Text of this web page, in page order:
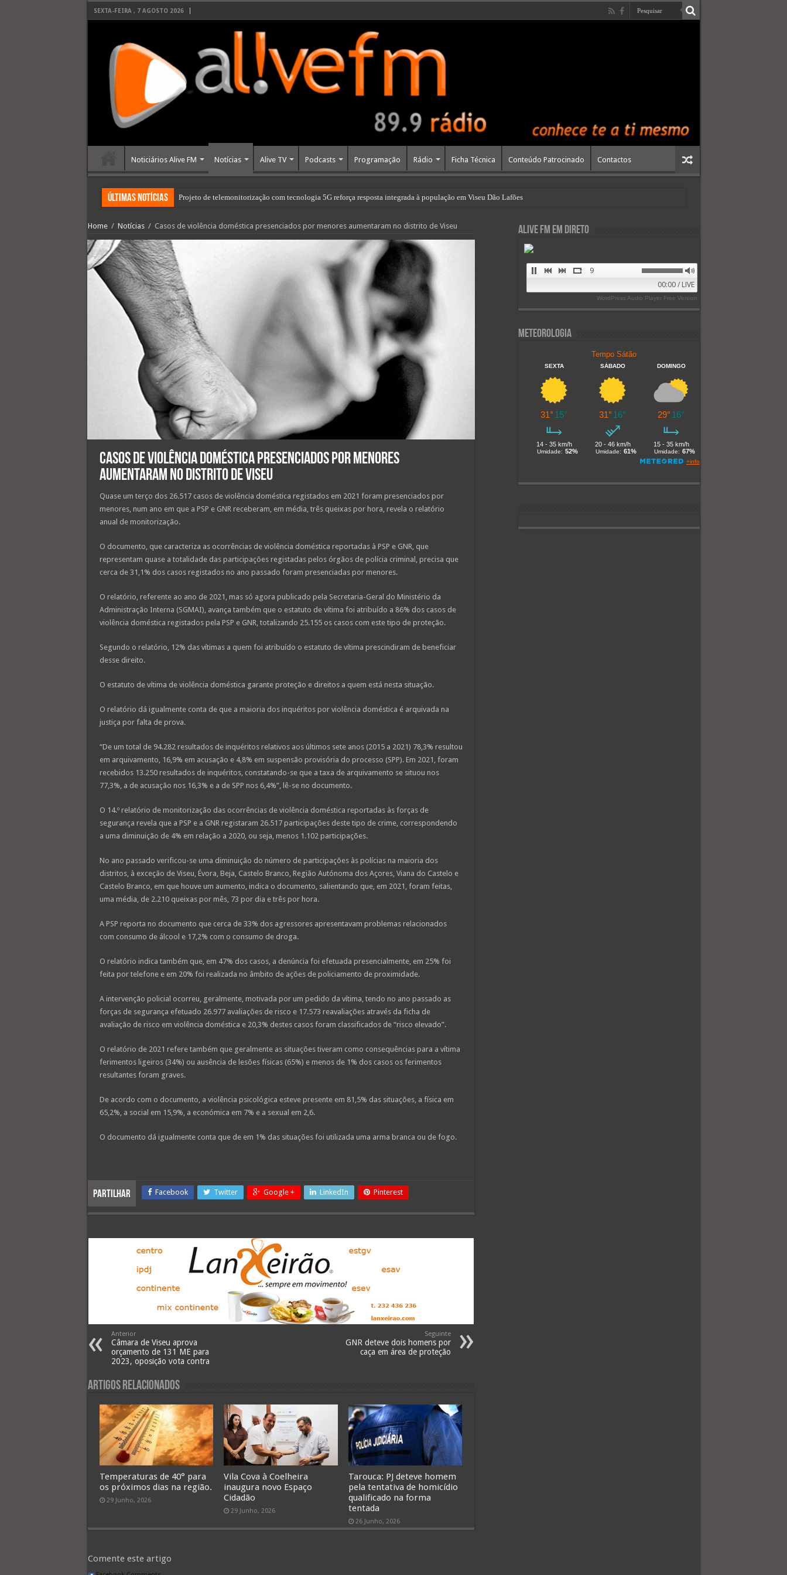
SEXTA-FEIRA , 7 AGOSTO 2026
Noticiários Alive FM Notícias Alive TV Podcasts Programação Rádio Ficha Técnica Conteúdo Patrocinado Contactos
últimas Notícias Projeto de telemonitorização com tecnologia 5G reforça resposta integrada à população em Viseu Dão Lafões
Crónica No Entretempo com Eugénia Duarte | 25 de Junho 2026
Home / Notícias / Casos de violência doméstica presenciados por menores aumentaram no distrito de Viseu
Casos de violência doméstica presenciados por menores
aumentaram no distrito de Viseu
Quase um terço dos 26.517 casos de violência doméstica registados em 2021 foram presenciados por
menores, num ano em que a PSP e GNR receberam, em média, três queixas por hora, revela o relatório
anual de monitorização.
O documento, que caracteriza as ocorrências de violência doméstica reportadas à PSP e GNR, que
representam quase a totalidade das participações registadas pelos órgãos de polícia criminal, precisa que
cerca de 31,1% dos casos registados no ano passado foram presenciadas por menores.
O relatório, referente ao ano de 2021, mas só agora publicado pela Secretaria-Geral do Ministério da
Administração Interna (SGMAI), avança também que o estatuto de vítima foi atribuído a 86% dos casos de
violência doméstica registados pela PSP e GNR, totalizando 25.155 os casos com este tipo de proteção.
Segundo o relatório, 12% das vítimas a quem foi atribuído o estatuto de vítima prescindiram de beneficiar
desse direito.
O estatuto de vítima de violência doméstica garante proteção e direitos a quem está nesta situação.
O relatório dá igualmente conta de que a maioria dos inquéritos por violência doméstica é arquivada na
justiça por falta de prova.
“De um total de 94.282 resultados de inquéritos relativos aos últimos sete anos (2015 a 2021) 78,3% resultou
em arquivamento, 16,9% em acusação e 4,8% em suspensão provisória do processo (SPP). Em 2021, foram
recebidos 13.250 resultados de inquéritos, constatando-se que a taxa de arquivamento se situou nos
77,3%, a de acusação nos 16,3% e a de SPP nos 6,4%”, lê-se no documento.
O 14.º relatório de monitorização das ocorrências de violência doméstica reportadas às forças de
segurança revela que a PSP e a GNR registaram 26.517 participações deste tipo de crime, correspondendo
a uma diminuição de 4% em relação a 2020, ou seja, menos 1.102 participações.
No ano passado verificou-se uma diminuição do número de participações às polícias na maioria dos
distritos, à exceção de Viseu, Évora, Beja, Castelo Branco, Região Autónoma dos Açores, Viana do Castelo e
Castelo Branco, em que houve um aumento, indica o documento, salientando que, em 2021, foram feitas,
uma média, de 2.210 queixas por mês, 73 por dia e três por hora.
A PSP reporta no documento que cerca de 33% dos agressores apresentavam problemas relacionados
com consumo de álcool e 17,2% com o consumo de droga.
O relatório indica também que, em 47% dos casos, a denúncia foi efetuada presencialmente, em 25% foi
feita por telefone e em 20% foi realizada no âmbito de ações de policiamento de proximidade.
A intervenção policial ocorreu, geralmente, motivada por um pedido da vítima, tendo no ano passado as
forças de segurança efetuado 26.977 avaliações de risco e 17.573 reavaliações através da ficha de
avaliação de risco em violência doméstica e 20,3% destes casos foram classificados de “risco elevado”.
O relatório de 2021 refere também que geralmente as situações tiveram como consequências para a vítima
ferimentos ligeiros (34%) ou ausência de lesões físicas (65%) e menos de 1% dos casos os ferimentos
resultantes foram graves.
De acordo com o documento, a violência psicológica esteve presente em 81,5% das situações, a física em
65,2%, a social em 15,9%, a económica em 7% e a sexual em 2,6.
O documento dá igualmente conta que de em 1% das situações foi utilizada uma arma branca ou de fogo.
Partilhar Facebook Twitter Google + LinkedIn Pinterest
Anterior
Câmara de Viseu aprova
orçamento de 131 ME para
2023, oposição vota contra
Seguinte
GNR deteve dois homens por
caça em área de proteção
Artigos Relacionados
Temperaturas de 40° para
os próximos dias na região.
29 Junho, 2026
Vila Cova à Coelheira
inaugura novo Espaço
Cidadão
29 Junho, 2026
Tarouca: PJ deteve homem
pela tentativa de homicídio
qualificado na forma
tentada
26 Junho, 2026
Comente este artigo
Alive FM em Direto
Alive FM 89.9
00:00 / LIVE
WordPress Audio Player Free Version
Meteorologia